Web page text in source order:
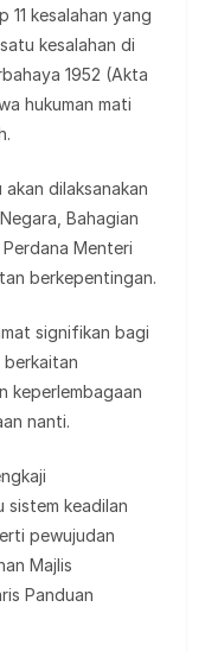
kesalahan yang
kesalahan di
1952 (Akta
hukuman mati
dilaksanakan
Bahagian
Menteri
berkepentingan.
signifikan bagi
keperlembagaan
nanti.
sistem keadilan
pewujudan
Majlis
Panduan